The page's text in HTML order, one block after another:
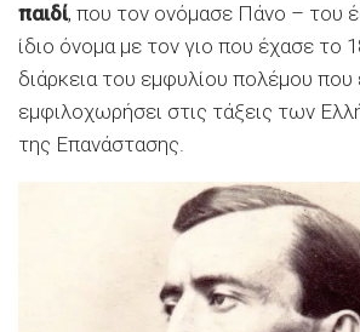
παιδί, που τον ονόμασε Πάνο – του
ίδιο όνομα με τον γιο που έχασε το
διάρκεια του εμφυλίου πολέμου που
εμφιλοχωρήσει στις τάξεις των
της Επανάστασης.